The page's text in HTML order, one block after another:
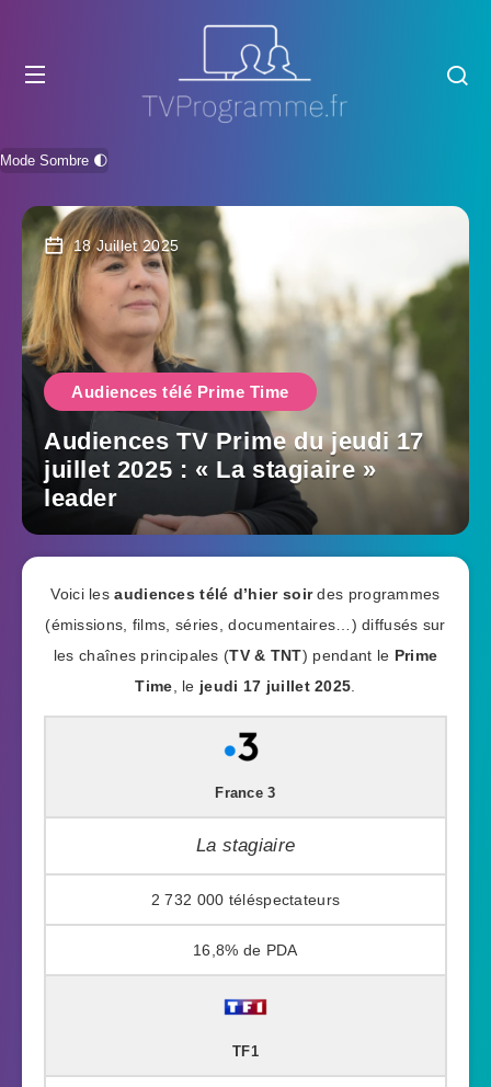
Mode Sombre 🌓
18 Juillet 2025
Audiences télé Prime Time
Audiences TV Prime du jeudi 17
juillet 2025 : « La stagiaire »
leader
Voici lesaudiences télé d’hier soirdes programmes
(émissions, films, séries, documentaires…) diffusés sur
les chaînes principales (TV & TNT) pendant le Prime
Time , le jeudi 17 juillet 2025
France 3
La stagiaire
2 732 000
16,8%
TF1